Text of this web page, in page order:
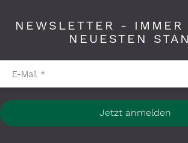
NEWSLETTER - IMMER
NEUESTEN
Pflichtfelder bitte ausfüllen
E-Mail *
Jetzt anmelden